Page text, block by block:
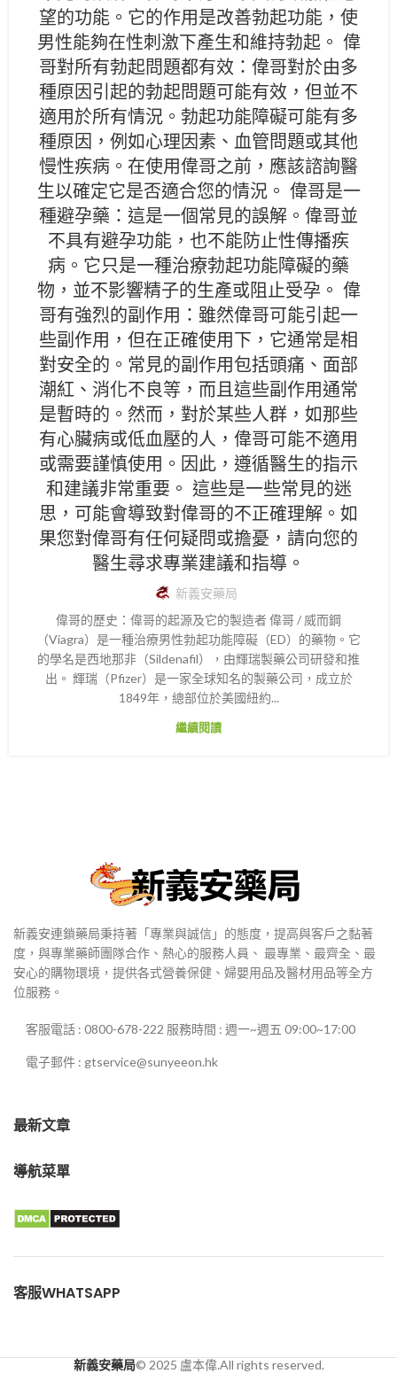
望的功能。它的作用是改善勃起功能，使
男性能夠在性刺激下產生和維持勃起。 偉
哥對所有勃起問題都有效：偉哥對於由多
種原因引起的勃起問題可能有效，但並不
適用於所有情況。勃起功能障礙可能有多
種原因，例如心理因素、血管問題或其他
慢性疾病。在使用偉哥之前，應該諮詢醫
生以確定它是否適合您的情況。 偉哥是一
種避孕藥：這是一個常見的誤解。偉哥並
不具有避孕功能，也不能防止性傳播疾
病。它只是一種治療勃起功能障礙的藥
物，並不影響精子的生產或阻止受孕。 偉
哥有強烈的副作用：雖然偉哥可能引起一
些副作用，但在正確使用下，它通常是相
對安全的。常見的副作用包括頭痛、面部
潮紅、消化不良等，而且這些副作用通常
是暫時的。然而，對於某些人群，如那些
有心臟病或低血壓的人，偉哥可能不適用
或需要謹慎使用。因此，遵循醫生的指示
和建議非常重要。 這些是一些常見的迷
思，可能會導致對偉哥的不正確理解。如
果您對偉哥有任何疑問或擔憂，請向您的
醫生尋求專業建議和指導。
新義安藥局
偉哥的歷史：偉哥的起源及它的製造者 偉哥 / 威而鋼
（Viagra）是一種治療男性勃起功能障礙（ED）的藥物。它
的學名是西地那非（Sildenafil），由輝瑞製藥公司研發和推
出。 輝瑞（Pfizer）是一家全球知名的製藥公司，成立於
1849年，總部位於美國紐約...
繼續閱讀
新義安連鎖藥局秉持著「專業與誠信」的態度，提高與客戶之黏著
度，與專業藥師團隊合作、熱心的服務人員、 最專業、最齊全、最
安心的購物環境，提供各式營養保健、婦嬰用品及醫材用品等全方
位服務。
客服電話 : 0800-678-222 服務時間 : 週一~週五 09:00~17:00
電子郵件 : gtservice@sunyeeon.hk
最新文章
導航菜單
客服WHATSAPP
新義安藥局© 2025 盧本偉.All rights reserved.